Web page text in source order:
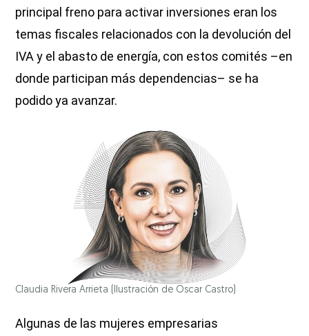
principal freno para activar inversiones eran los
temas fiscales relacionados con la devolución del
IVA y el abasto de energía, con estos comités –en
donde participan más dependencias– se ha
podido ya avanzar.
Claudia Rivera Arrieta (Ilustración de Oscar Castro)
Algunas de las mujeres empresarias